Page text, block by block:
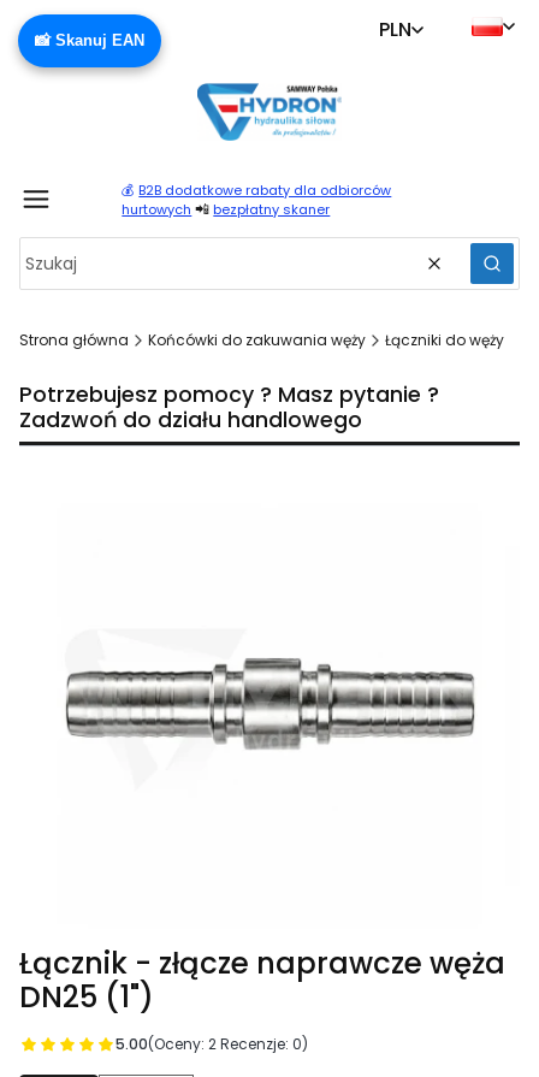
📸 Skanuj EAN PLN
💰 B2B dodatkowe rabaty dla odbiorców
hurtowych 📲 bezpłatny skaner
Wyczyść
Strona główna Końcówki do zakuwania węży Łączniki do węży
Potrzebujesz pomocy ? Masz pytanie ?
Zadzwoń do działu handlowego
Łącznik - złącze naprawcze węża
DN25 (1")
5.00(Oceny: 2 Recenzje: 0)